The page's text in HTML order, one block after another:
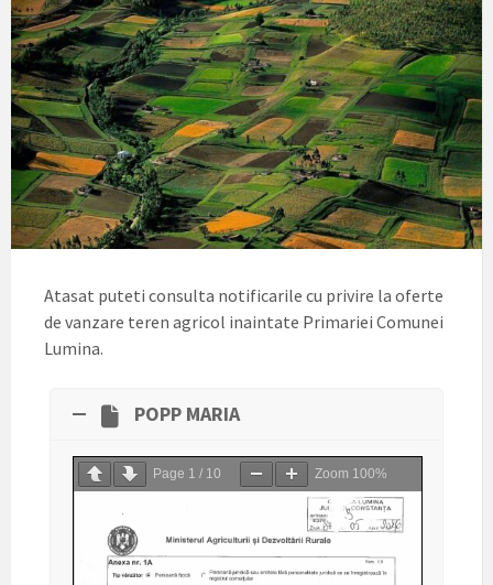
Atasat puteti consulta notificarile cu privire la oferte
de vanzare teren agricol inaintate Primariei Comunei
Lumina.
POPP MARIA
Page 1 / 10 Zoom 100%